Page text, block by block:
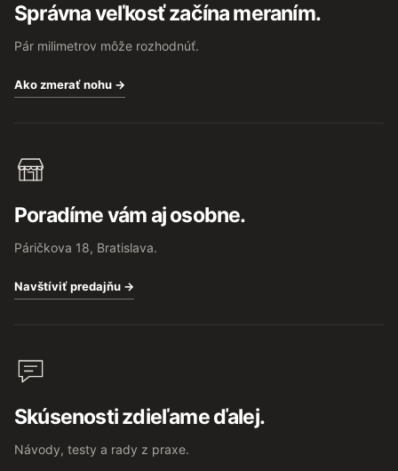
Správna veľkosť začína meraním.
Pár milimetrov môže rozhodnúť.
Ako zmerať nohu →
Poradíme vám aj osobne.
Páričkova 18, Bratislava.
Navštíviť predajňu →
Skúsenosti zdieľame ďalej.
Návody, testy a rady z praxe.